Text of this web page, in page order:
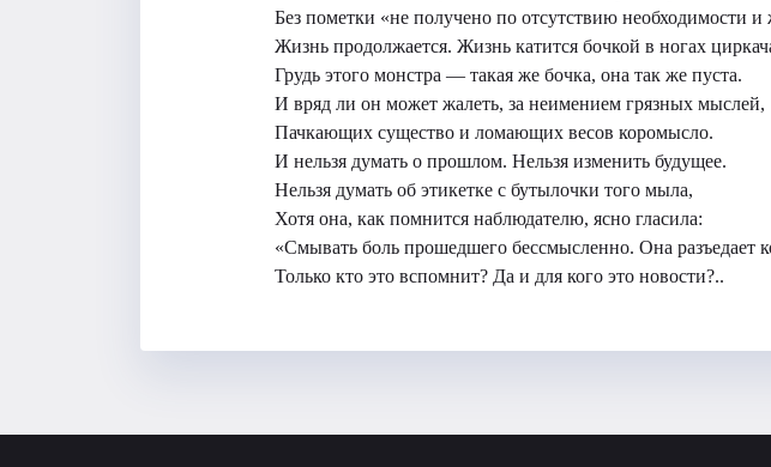
Без пометки «не получено по отсутствию необходимости и
Жизнь продолжается. Жизнь катится бочкой в ногах
Грудь этого монстра — такая же бочка, она так же пуста.
И вряд ли он может жалеть, за неимением грязных мыслей,
Пачкающих существо и ломающих весов коромысло.
И нельзя думать о прошлом. Нельзя изменить будущее.
Нельзя думать об этикетке с бутылочки того мыла,
Хотя она, как помнится наблюдателю, ясно гласила:
«Смывать боль прошедшего бессмысленно. Она разъедает
Только кто это вспомнит? Да и для кого это новости?..